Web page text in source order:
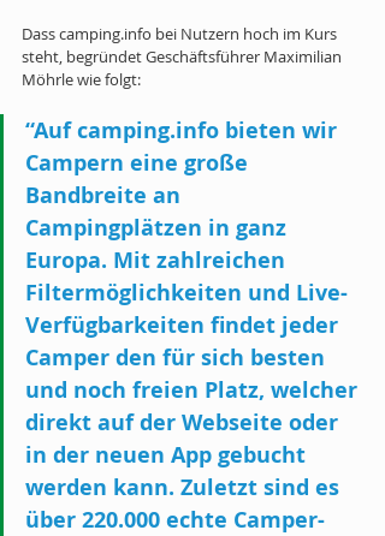
Dass camping.info bei Nutzern hoch im Kurs
steht, begründet Geschäftsführer Maximilian
Möhrle wie folgt:
“Auf camping.info bieten wir
Campern eine große
Bandbreite an
Campingplätzen in ganz
Europa. Mit zahlreichen
Filtermöglichkeiten und Live-
Verfügbarkeiten findet jeder
Camper den für sich besten
und noch freien Platz, welcher
direkt auf der Webseite oder
in der neuen App gebucht
werden kann. Zuletzt sind es
über 220.000 echte Camper-